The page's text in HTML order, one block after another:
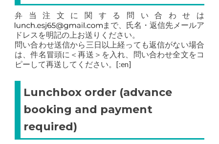
弁当注文に関する問い合わせは
まで、氏名・返信先メールア
ドレスを明記の上お送りください。
問い合わせ送信から三日以上経っても返信がない場合
は、件名冒頭に＜再送＞を入れ、問い合わせ全文をコ
ピーして再送してください。[:en]
Lunchbox order (advance
booking and payment
required)